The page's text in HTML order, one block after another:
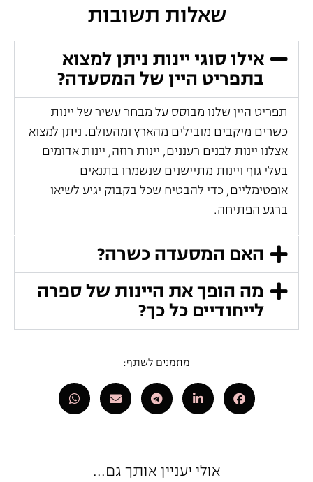
שאלות תשובות
אילו סוגי יינות ניתן למצוא
בתפריט היין של המסעדה?
תפריט היין שלנו מבוסס על מבחר עשיר של יינות
כשרים מיקבים מובילים מהארץ ומהעולם. ניתן למצוא
אצלנו יינות לבנים רעננים, יינות רוזה, יינות אדומים
בעלי גוף ויינות מתיישנים שנשמרו בתנאים
אופטימליים, כדי להבטיח שכל בקבוק יגיע לשיאו
ברגע הפתיחה.
האם המסעדה כשרה?
מה הופך את היינות של ספרה
לייחודיים כל כך?
מוזמנים לשתף:
אולי יעניין אותך גם...